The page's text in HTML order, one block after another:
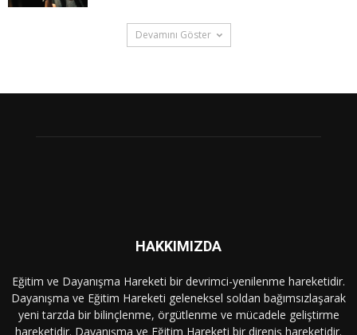
Devamını Göster
HAKKIMIZDA
Eğitim ve Dayanışma Hareketi bir devrimci-yenilenme hareketidir.
Dayanışma ve Eğitim Hareketi geleneksel soldan bağımsızlaşarak
yeni tarzda bir bilinçlenme, örgütlenme ve mücadele geliştirme
hareketidir. Dayanışma ve Eğitim Hareketi bir direniş hareketidir.